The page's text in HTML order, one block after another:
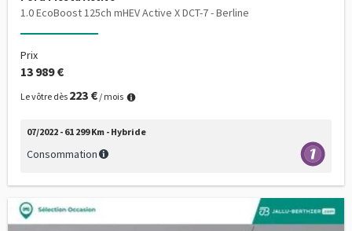
1.0 EcoBoost 125ch mHEV Active X DCT-7 - Berline
Prix
13 989 €
Le vôtre dès 223 € / mois
07/2022 - 61 299 Km - Hybride
Consommation